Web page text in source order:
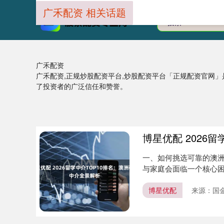
广禾配资
广禾配资,正规炒股配资平台,炒股配资平台「正规配资官网
了投资者的广泛信任和赞誉。
广禾配资 相关话题
博星优配 2026留
一、如何挑选可靠的澳
与家庭会面临一个核心
博星优配 来源：国